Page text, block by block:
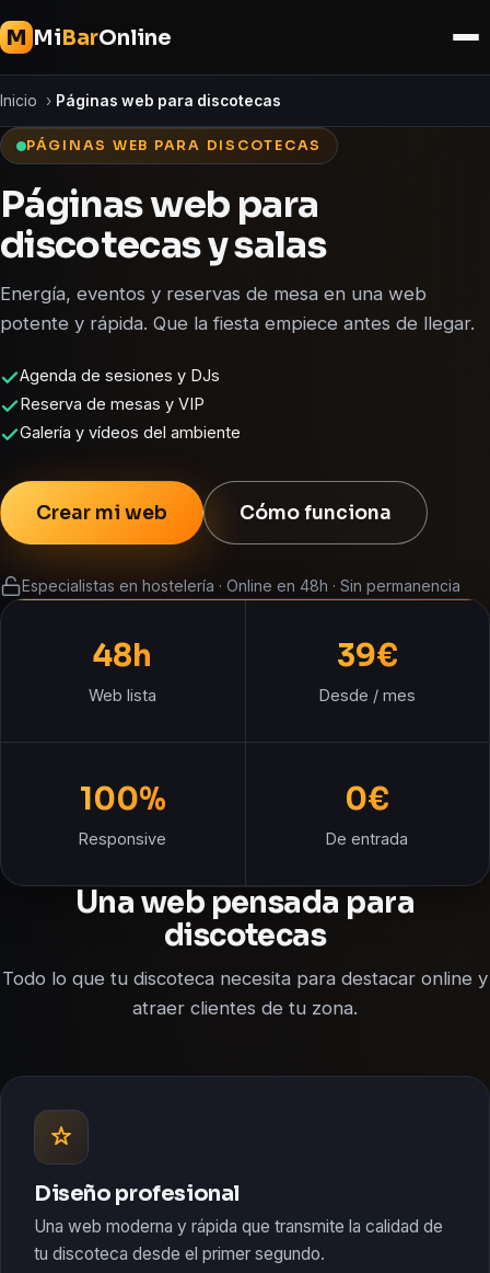
M MiBarOnline
Inicio › Páginas web para discotecas
PÁGINAS WEB PARA DISCOTECAS
Páginas web para
discotecas y salas
Energía, eventos y reservas de mesa en una web
potente y rápida. Que la fiesta empiece antes de llegar.
Agenda de sesiones y DJs
Reserva de mesas y VIP
Galería y vídeos del ambiente
Crear mi web Cómo funciona
Especialistas en hostelería · Online en 48h · Sin permanencia
48h
Web lista
39€
Desde / mes
100%
Responsive
0€
De entrada
Una web pensada para
discotecas
Todo lo que tu discoteca necesita para destacar online y
atraer clientes de tu zona.
Diseño profesional
Una web moderna y rápida que transmite la calidad de
tu discoteca desde el primer segundo.